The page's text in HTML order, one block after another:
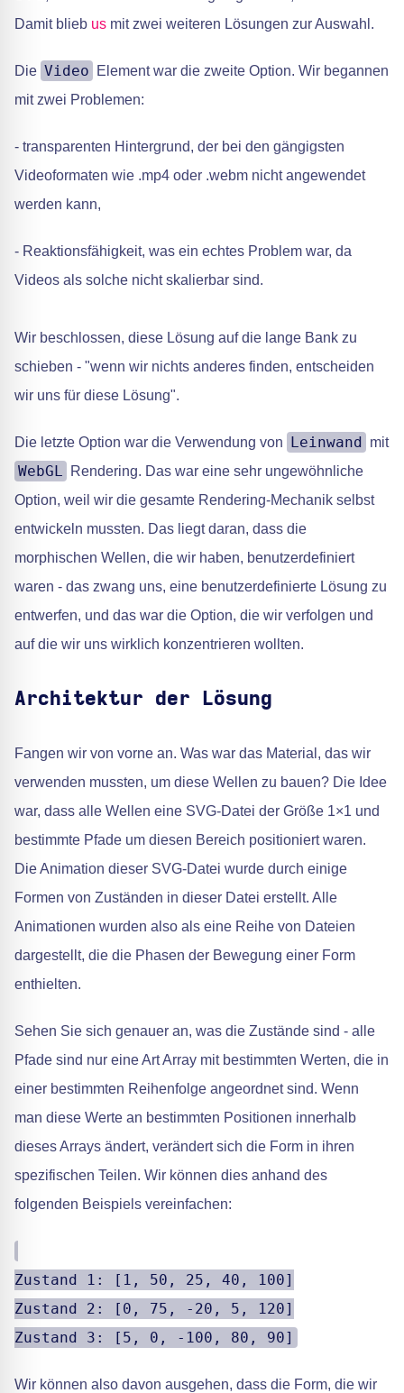
Damit blieb us mit zwei weiteren Lösungen zur Auswahl.
Die Video
Element war die zweite Option. Wir begannen
mit zwei Problemen:
- transparenten Hintergrund, der bei den gängigsten
Videoformaten wie .mp4 oder .webm nicht angewendet
werden kann,
- Reaktionsfähigkeit, was ein echtes Problem war, da
Videos als solche nicht skalierbar sind.
Wir beschlossen, diese Lösung auf die lange Bank zu
schieben - "wenn wir nichts anderes finden, entscheiden
wir uns für diese Lösung".
Die letzte Option war die Verwendung von Leinwand mit
WebGL
Rendering. Das war eine sehr ungewöhnliche
Option, weil wir die gesamte Rendering-Mechanik selbst
entwickeln mussten. Das liegt daran, dass die
morphischen Wellen, die wir haben, benutzerdefiniert
waren - das zwang uns, eine benutzerdefinierte Lösung zu
entwerfen, und das war die Option, die wir verfolgen und
auf die wir uns wirklich konzentrieren wollten.
Architektur der Lösung
Fangen wir von vorne an. Was war das Material, das wir
verwenden mussten, um diese Wellen zu bauen? Die Idee
war, dass alle Wellen eine SVG-Datei der Größe 1×1 und
bestimmte Pfade um diesen Bereich positioniert waren.
Die Animation dieser SVG-Datei wurde durch einige
Formen von Zuständen in dieser Datei erstellt. Alle
Animationen wurden also als eine Reihe von Dateien
dargestellt, die die Phasen der Bewegung einer Form
enthielten.
Sehen Sie sich genauer an, was die Zustände sind - alle
Pfade sind nur eine Art Array mit bestimmten Werten, die in
einer bestimmten Reihenfolge angeordnet sind. Wenn
man diese Werte an bestimmten Positionen innerhalb
dieses Arrays ändert, verändert sich die Form in ihren
spezifischen Teilen. Wir können dies anhand des
folgenden Beispiels vereinfachen:
Zustand 1: [1, 50, 25, 40, 100]
Zustand 2: [0, 75, -20, 5, 120]
Zustand 3: [5, 0, -100, 80, 90]
Wir können also davon ausgehen, dass die Form, die wir